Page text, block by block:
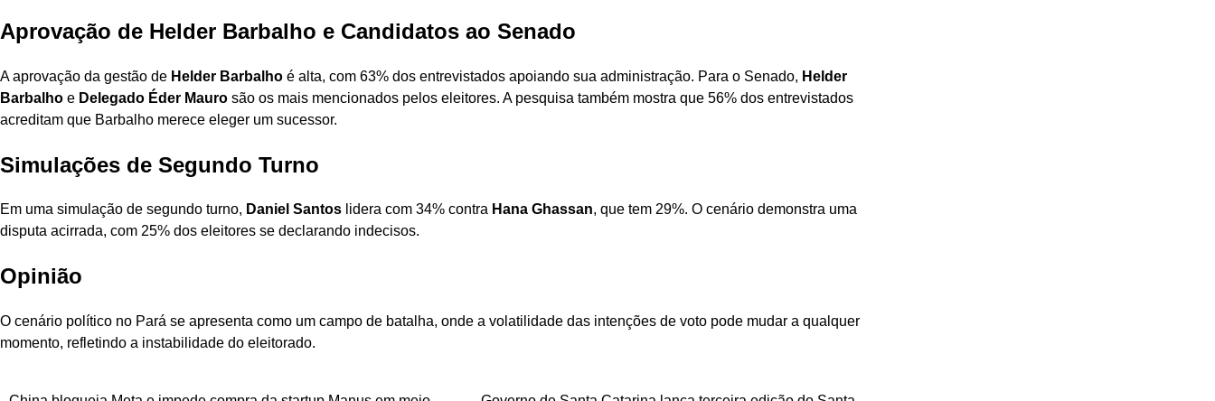
Aprovação de Helder Barbalho e Candidatos ao Senado
A aprovação da gestão de Helder Barbalho é alta, com 63% dos entrevistados apoiando sua administração. Para o Senado, Helder
Barbalho e Delegado Éder Mauro são os mais mencionados pelos eleitores. A pesquisa também mostra que 56% dos entrevistados
acreditam que Barbalho merece eleger um sucessor.
Simulações de Segundo Turno
Em uma simulação de segundo turno, Daniel Santos lidera com 34% contra Hana Ghassan, que tem 29%. O cenário demonstra uma
disputa acirrada, com 25% dos eleitores se declarando indecisos.
Opinião
O cenário político no Pará se apresenta como um campo de batalha, onde a volatilidade das intenções de voto pode mudar a qualquer
momento, refletindo a instabilidade do eleitorado.